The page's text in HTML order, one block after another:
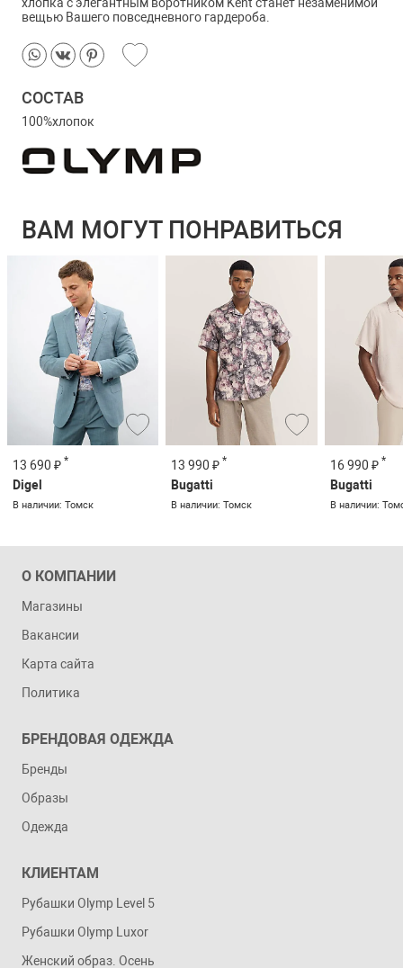
хлопка с элегантным воротником Kent станет незаменимой
вещью Вашего повседневного гардероба.
СОСТАВ
100%хлопок
ВАМ МОГУТ ПОНРАВИТЬСЯ
13 690 ₽ *
Digel
В наличии: Томск
13 990 ₽ *
Bugatti
В наличии: Томск
16 990 ₽ *
Bugatti
В наличии:
О КОМПАНИИ
Магазины
Вакансии
Карта сайта
Политика
БРЕНДОВАЯ ОДЕЖДА
Бренды
Образы
Одежда
КЛИЕНТАМ
Рубашки Olymp Level 5
Рубашки Olymp Luxor
Женский образ. Осень